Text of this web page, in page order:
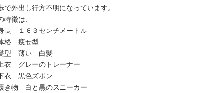
で外出し行方不明になっています。
徴は、
６３センチメートル
痩せ型
薄い 白髪
レーのトレーナー
黒色ズボン
白と黒のスニーカー